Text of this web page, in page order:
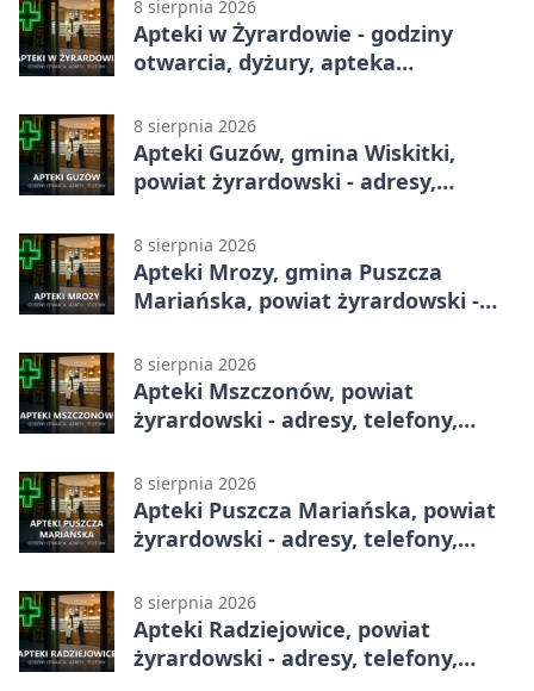
8 sierpnia 2026
Apteki w Żyrardowie - godziny
otwarcia, dyżury, apteka
8 sierpnia 2026
Apteki Guzów, gmina Wiskitki,
powiat żyrardowski - adresy,
8 sierpnia 2026
Apteki Mrozy, gmina Puszcza
Mariańska, powiat żyrardowski -
8 sierpnia 2026
Apteki Mszczonów, powiat
żyrardowski - adresy, telefony,
8 sierpnia 2026
Apteki Puszcza Mariańska, powiat
żyrardowski - adresy, telefony,
8 sierpnia 2026
Apteki Radziejowice, powiat
żyrardowski - adresy, telefony,